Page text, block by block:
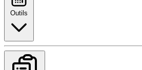
Outils